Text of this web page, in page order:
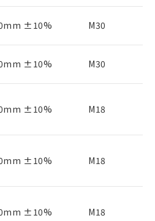
±10% M30
±10% M30
±10% M18
±10% M18
±10% M18
店・当社販売員にご確
業取扱商品の中には、
対象外となる商品もある
標準価格照会結果は、
更新日時点での社内デー
なる場合があることをご
器販売店・当社販売員に
い。